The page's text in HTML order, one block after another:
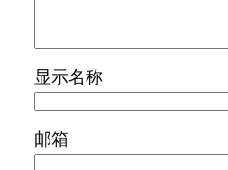
显示名称
邮箱